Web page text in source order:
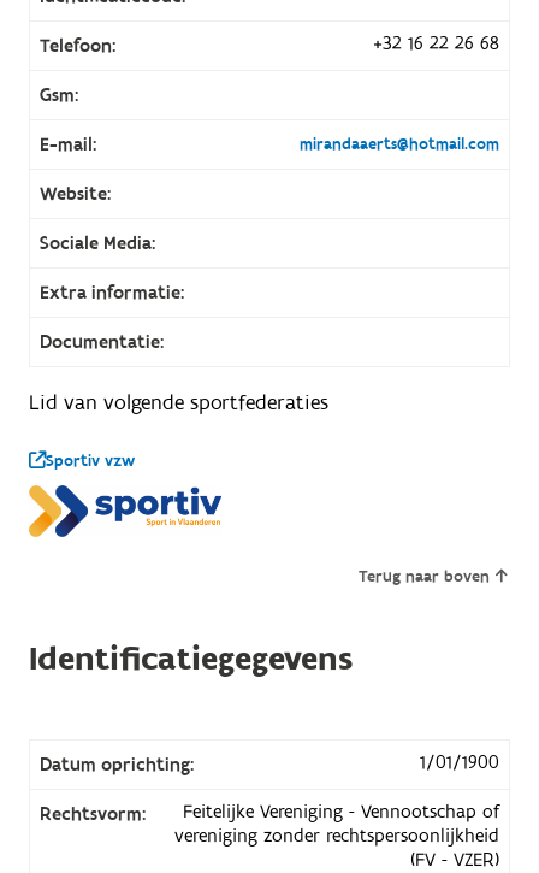
Telefoon: +32 16 22 26 68
Gsm:
E-mail: mirandaaerts@hotmail.com
Website:
Sociale Media:
Extra informatie:
Documentatie:
Lid van volgende sportfederaties
Sportiv vzw
Terug naar boven
Identificatiegegevens
Datum oprichting: 1/01/1900
Rechtsvorm:
Feitelijke Vereniging - Vennootschap of
vereniging zonder rechtspersoonlijkheid
(FV - VZER)